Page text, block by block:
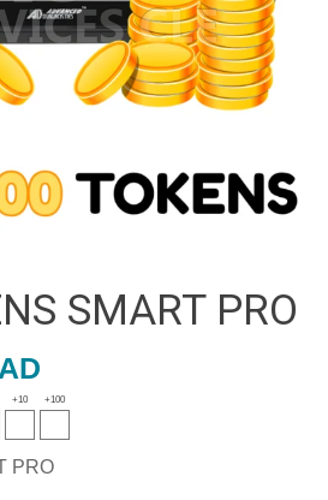
SMART PRO
+10 +100
PRO